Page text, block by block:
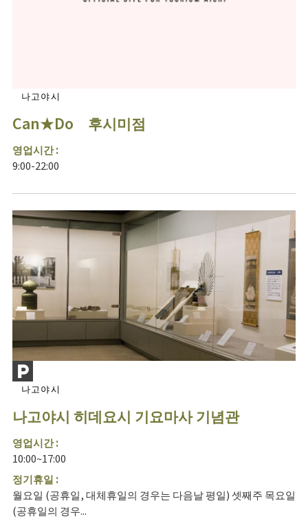
나고야시
Can★Do 후시미점
영업시간 :
9:00-22:00
나고야시
나고야시 히데요시 기요마사 기념관
영업시간 :
10:00~17:00
정기휴일 :
월요일 (공휴일, 대체휴일의 경우는 다음날 평일) 셋째주 목요일
(공휴일의 경우...